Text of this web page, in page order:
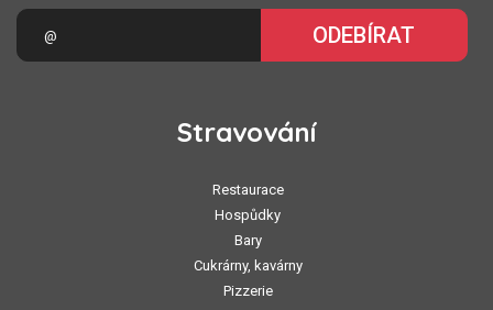
ODEBÍRAT
Stravování
Restaurace
Hospůdky
Bary
Cukrárny, kavárny
Pizzerie